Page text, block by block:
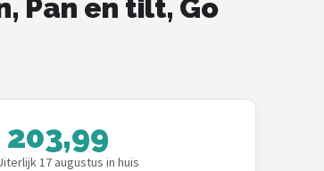
Pan en tilt, Go
17 augustus in huis